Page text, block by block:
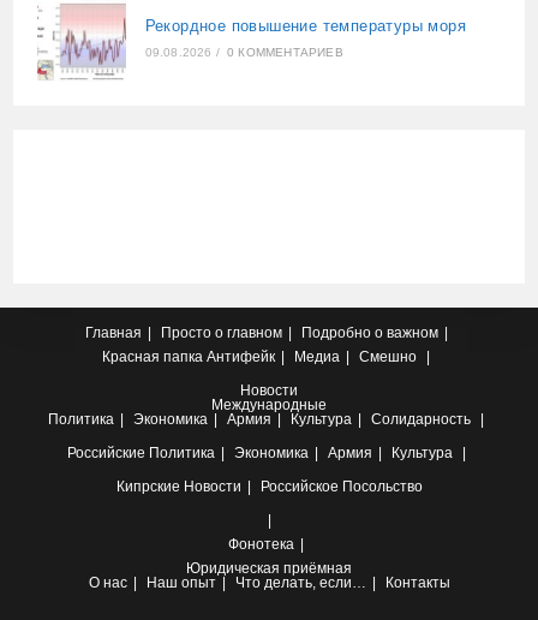
Рекордное повышение температуры моря
09.08.2026 / 0 КОММЕНТАРИЕВ
Главная Просто о главном
Подробно о важном
Красная папка Антифейк Медиа
Смешно
Новости
Международные
Политика
Экономика Армия Культура
Солидарность
Российские Политика Экономика Армия
Культура
Кипрские Новости Российское Посольство
Фонотека
Юридическая приёмная
О нас
Наш опыт Что делать, если… Контакты